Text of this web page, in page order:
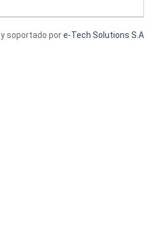
y soportado pore-Tech Solutions S.A